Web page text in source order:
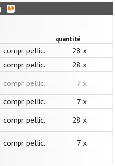
quantité
compr. pellic.
28 x
compr. pellic.
28 x
compr. pellic.
7 x
compr. pellic.
7 x
compr. pellic.
28 x
compr. pellic. 7 x